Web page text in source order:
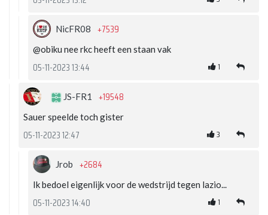
NicFR08 +7539
@obiku nee rkc heeft een staan vak
05-11-2023 13:44 1
JS-FR1 +19548
Sauer speelde toch gister
05-11-2023 12:47 3
Jrob +2684
Ik bedoel eigenlijk voor de wedstrijd tegen lazio...
05-11-2023 14:40 1